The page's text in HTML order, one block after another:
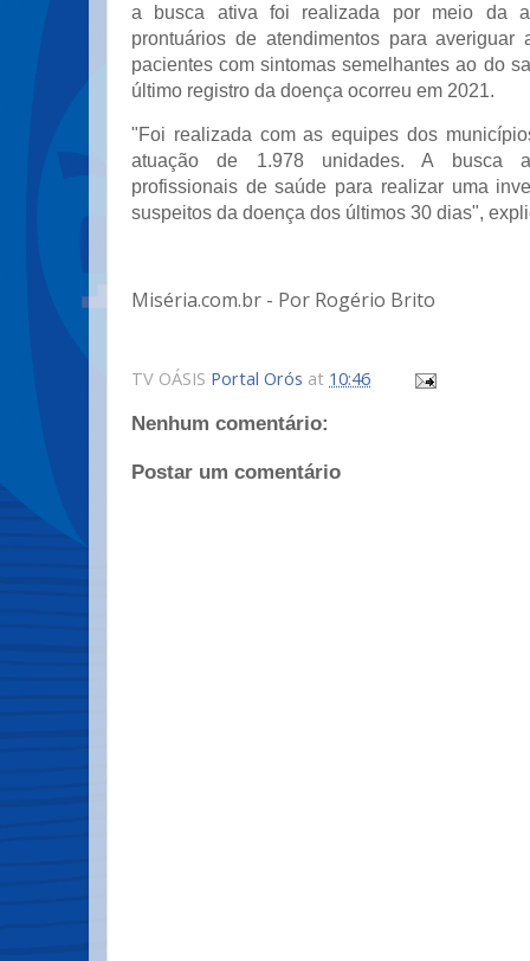
a busca ativa foi realizada por meio da
prontuários de atendimentos para averiguar
pacientes com sintomas semelhantes ao do
último registro da doença ocorreu em 2021.
"Foi realizada com as equipes dos
atuação de 1.978 unidades. A busca
profissionais de saúde para realizar uma
suspeitos da doença dos últimos 30 dias",
Miséria.com.br - Por Rogério Brito
TV OÁSIS Portal Orós at 10:46
Nenhum comentário:
Postar um comentário